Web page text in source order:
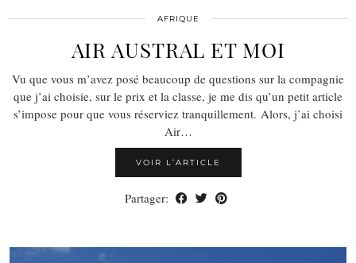
AFRIQUE
AIR AUSTRAL ET MOI
Vu que vous m’avez posé beaucoup de questions sur la compagnie
que j’ai choisie, sur le prix et la classe, je me dis qu’un petit article
s’impose pour que vous réserviez tranquillement. Alors, j’ai choisi
Air…
VOIR L’ARTICLE
Partager: